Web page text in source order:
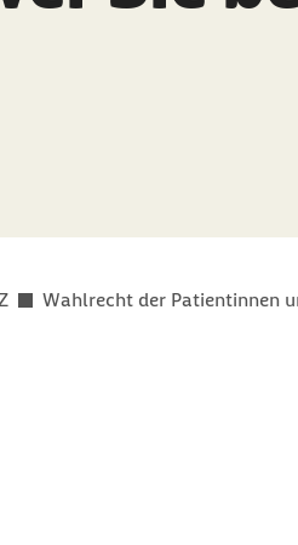
Wahlrecht der Patientinnen